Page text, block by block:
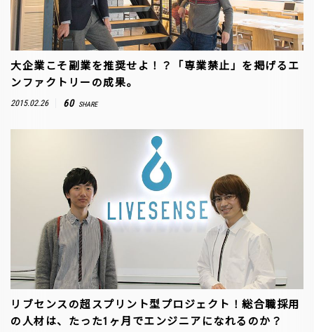
大企業こそ副業を推奨せよ！？「専業禁止」を掲げるエ
ンファクトリーの成果。
2015.02.26 60 SHARE
リブセンスの超スプリント型プロジェクト！総合職採用
の人材は、たった1ヶ月でエンジニアになれるのか？